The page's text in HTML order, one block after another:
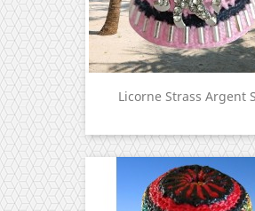
Licorne Strass Argent